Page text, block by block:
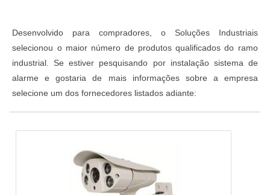
Desenvolvido para compradores, o Soluções Industriais
selecionou o maior número de produtos qualificados do ramo
industrial. Se estiver pesquisando por instalação sistema de
alarme e gostaria de mais informações sobre a empresa
selecione um dos fornecedores listados adiante: